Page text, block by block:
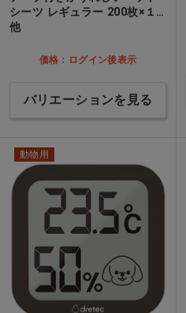
シーツ レギュラー 200枚×１…
他
価格：ログイン後表示
バリエーションを見る
動物用